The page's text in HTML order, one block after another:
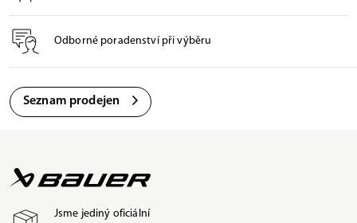
Odborné poradenství při výběru
Seznam prodejen
Jsme jediný oficiální